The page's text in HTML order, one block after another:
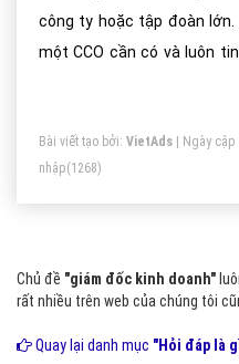
công ty hoặc tập đoàn
một CCO cần có và luôn
nguyên tắc là rất quan
Bài viết tạo bởi: VietAds | Ngày cập
nhập(1268)
Chủ đề "giám đốc kinh doanh"
rất nhiều trên web của chúng tôi
Quay lại danh mục "Hỏi đáp là